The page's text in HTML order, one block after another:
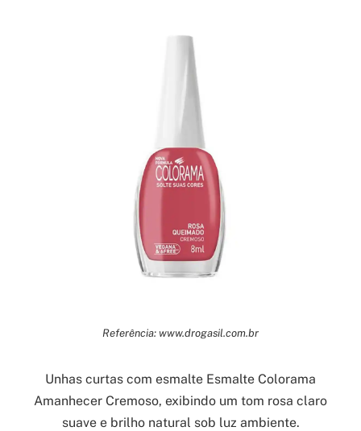
Referência: www.drogasil.com.br
Unhas curtas com esmalte Esmalte Colorama
Amanhecer Cremoso, exibindo um tom rosa claro
suave e brilho natural sob luz ambiente.